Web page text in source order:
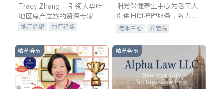
Tracy Zhang - 引领大华府
地区房产之旅的资深专家
地产经纪
地产经纪
商铺租售
开发商建商
阳光保健养生中心为老年人
提供日间护理服务，致力于
通过持续的护理创新来有效
老年中心 养老院
精英会员 精英会员